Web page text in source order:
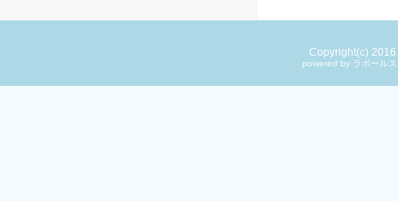
Copyright(c) 2016
powered by ラポール